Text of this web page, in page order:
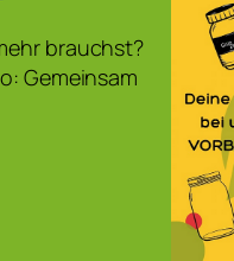
brauchst?
Gemeinsam